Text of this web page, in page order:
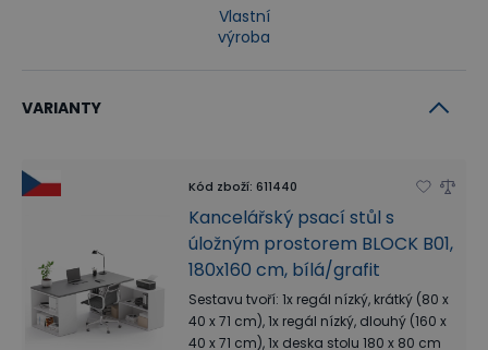
Vlastní
výroba
VARIANTY
Kód zboží: 611440
Kancelářský psací stůl s
úložným prostorem BLOCK B01,
180x160 cm, bílá/grafit
Sestavu tvoří: 1x regál nízký, krátký (80 x
40 x 71 cm), 1x regál nízký, dlouhý (160 x
40 x 71 cm), 1x deska stolu 180 x 80 cm